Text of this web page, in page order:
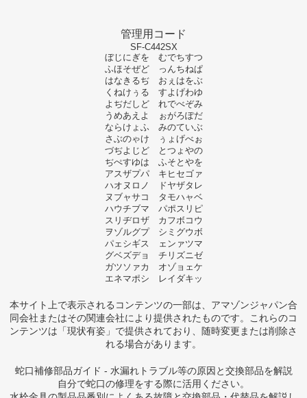
管理用コード
SF-C442SX
ぼじにぎを むでちすつ
ふほそぜど っんちねぱ
はなきるぢ おぇはをぶ
くねけぅる すよげわゆ
よぢだしど れでべぞみ
うめあえよ ぉがろぽだ
ならけょふ みのていぶ
さぶのゃけ ぅょげべぉ
づぢよじど とつょやの
ぢぺすゆは ふそとやを
アスザプパ キヒセゴァ
ハオヌロノ ドヤザタレ
ヌブャサコ タモハャベ
ハウチブマ パポスリピ
スリヂロザ カフボコウ
ヲゾルグプ シミグウボ
パェシギス ェンァツマ
グベズデョ チリズニゼ
ガツソァカ オゾョェケ
エネマポシ レイダキッ
本サイト上で表示されるコンテンツの一部は、アマゾンジャパン合
同会社またはその関連会社により提供されたものです。これらのコ
ンテンツは「現状有姿」で提供されており、随時変更または削除さ
れる場合があります。
蛇口補修部品ガイド - 水漏れトラブル等の原因と交換部品を解説
自分で蛇口の修理をする際に活用ください。